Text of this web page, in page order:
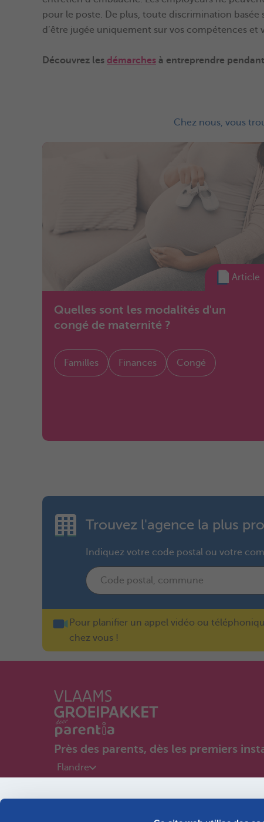
pour le poste. De plus, toute discrimination
d’être jugée uniquement sur vos compétences et
Découvrez les démarches à entreprendre
Chez nous, vous
Article
Quelles sont les modalités d'un
congé de maternité ?
Familles Finances Congé
Trouvez l'agence la plus
Indiquez votre code postal ou votre
Pour planifier un appel vidéo ou
chez vous !
Près des parents, dès les premiers
Flandre